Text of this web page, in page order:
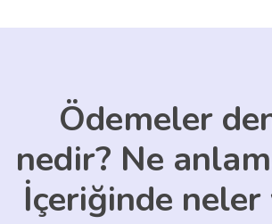
Ödemeler
nedir? Ne
İçeriğinde neler